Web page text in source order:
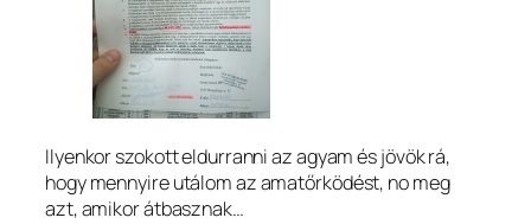
Ilyenkor szokott eldurranni az agyam és jövök rá,
hogy mennyire utálom az amatőrködést, no meg
azt, amikor átbasznak…